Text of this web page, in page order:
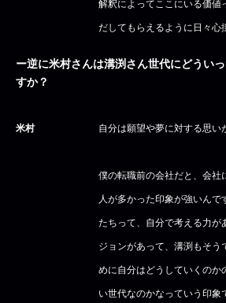
解釈によってここにいる価値
だしてもらえるように日々心
ー逆に米村さんは溝渕さん世代にどうい
すか？
米村 自分は願望や夢に対する思い
僕の転職前の会社だと、会社
人が多かった印象が強いんで
たちって、自分で考える力が
ジョンがあって、溝渕もそう
めに自分はどうしていくのか
い世代なのかなっていう印象